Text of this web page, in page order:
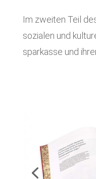
Im zweiten Teil
sozialen und
sparkasse und